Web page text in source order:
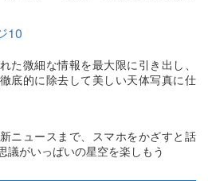
10
た微細な情報を最大限に引き出し、
底的に除去して美しい天体写真に仕
ニュースまで、スマホをかざすと話
議がいっぱいの星空を楽しもう